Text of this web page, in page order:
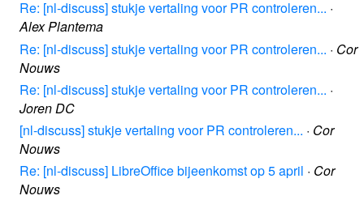
Re: [nl-discuss] stukje vertaling voor PR controleren... ·
Alex Plantema
Re: [nl-discuss] stukje vertaling voor PR controleren... · Cor
Nouws
Re: [nl-discuss] stukje vertaling voor PR controleren... ·
Joren DC
[nl-discuss] stukje vertaling voor PR controleren... · Cor
Nouws
Re: [nl-discuss] LibreOffice bijeenkomst op 5 april · Cor
Nouws